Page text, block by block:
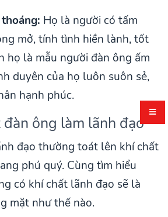
Họ là người có tấm
mở, tính tình hiền lành, tốt
họ là mẫu người đàn ông ấm
duyên của họ luôn suôn sẻ,
hạnh phúc.
ông làm lãnh đạo
đạo thường toát lên khí chất
phú quý. Cùng tìm hiểu
có khí chất lãnh đạo sẽ là
mặt như thế nào.